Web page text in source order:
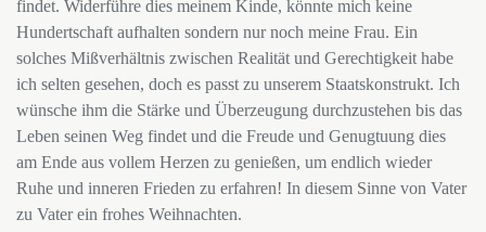
findet. Widerführe dies meinem Kinde, könnte mich keine
Hundertschaft aufhalten sondern nur noch meine Frau. Ein
solches Mißverhältnis zwischen Realität und Gerechtigkeit habe
ich selten gesehen, doch es passt zu unserem Staatskonstrukt. Ich
wünsche ihm die Stärke und Überzeugung durchzustehen bis das
Leben seinen Weg findet und die Freude und Genugtuung dies
am Ende aus vollem Herzen zu genießen, um endlich wieder
Ruhe und inneren Frieden zu erfahren! In diesem Sinne von Vater
zu Vater ein frohes Weihnachten.